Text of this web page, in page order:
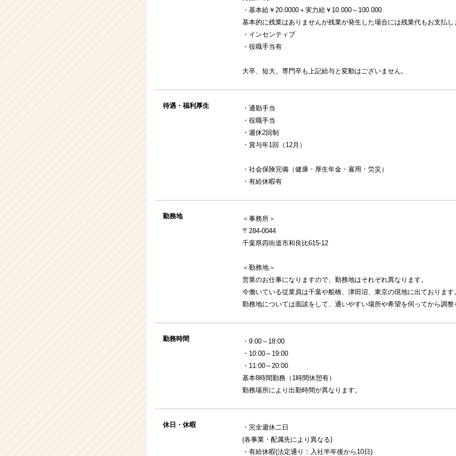
・基本給￥20.0000＋実力給￥10.000～100.000
基本的に残業はありませんが残業が発生した場合には残業代もお支払し
・インセンティブ
・役職手当有
大卒、短大、専門卒も上記給与と変動はございません。
待遇・福利厚生
・通勤手当
・役職手当
・週休2回制
・賞与年1回（12月）
・社会保険完備（健康・厚生年金・雇用・労災）
・有給休暇有
勤務地
＜事務所＞
〒284-0044
千葉県四街道市和良比615-12
＜勤務地＞
営業のお仕事になりますので、勤務地はそれぞれ異なります。
今働いている従業員は千葉や船橋、津田沼、東京の現地に出ております
勤務地については面談をして、通いやすい場所や希望を伺ってから調
勤務時間
・9:00～18:00
・10:00～19:00
・11:00～20:00
基本8時間勤務（1時間休憩有）
勤務場所により出勤時間が異なります。
休日・休暇
・完全週休二日
(各事業・配属先により異なる)
・有給休暇(法定通り：入社半年後から10日)